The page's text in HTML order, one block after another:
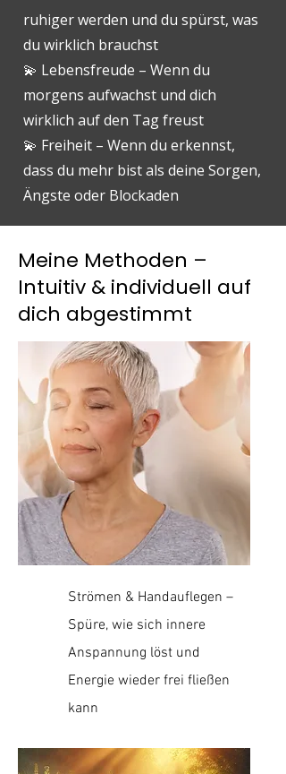
ruhiger werden und du spürst, was
du wirklich brauchst
💫 Lebensfreude – Wenn du
morgens aufwachst und dich
wirklich auf den Tag freust
💫 Freiheit – Wenn du erkennst,
dass du mehr bist als deine Sorgen,
Ängste oder Blockaden
Meine Methoden –
Intuitiv & individuell auf
dich abgestimmt
Strömen & Handauflegen –
Spüre, wie sich innere
Anspannung löst und
Energie wieder frei fließen
kann